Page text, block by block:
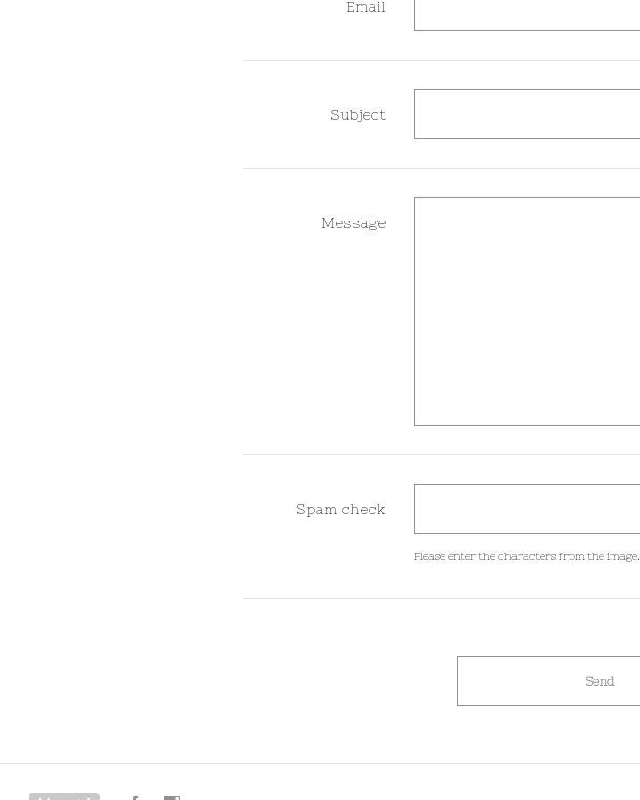
Email
Subject
Message
Spam check
Please enter the characters from the image.
Send